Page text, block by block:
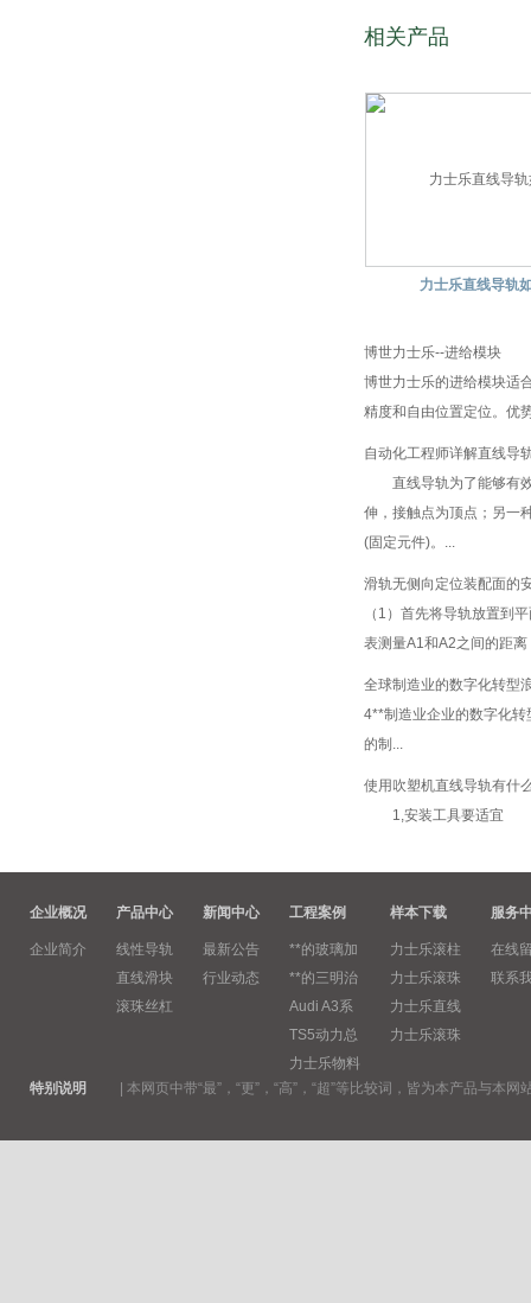
相关产品
力士乐直线导轨
博世力士乐--进给模块
博世力士乐的进给模块适
精度和自由位置定位。优
自动化工程师详解直线导
直线导轨为了能够有效
伸，接触点为顶点；另一
(固定元件)。...
滑轨无侧向定位装配面的
（1）首先将导轨放置到
表测量A1和A2之间的距
全球制造业的数字化转型
4**制造业企业的数字化转
的制...
使用吹塑机直线导轨有什
1,安装工具要适宜 直
企业概况
企业简介
产品中心
线性导轨
直线滑块
滚珠丝杠
新闻中心
最新公告
行业动态
工程案例
**的玻璃加
**的三明治
Audi A3系
TS5动力总
力士乐物料
样本下载
力士乐滚柱
力士乐滚珠
力士乐直线
力士乐滚珠
服务
在线
联系
特别说明 本网页中带“最”，“更”，“高”，“超”等比较词，皆为本产品与本网